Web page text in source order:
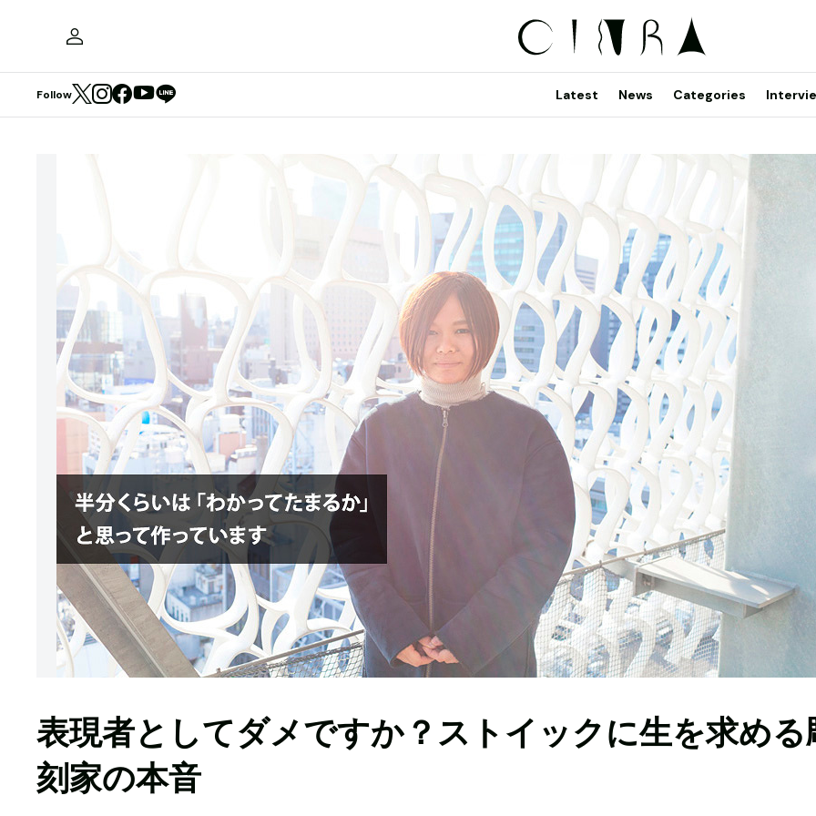
Follow Latest News Categories
表現者としてダメですか？ストイックに生を求める
刻家の本音